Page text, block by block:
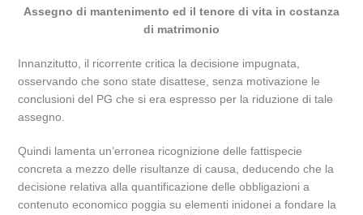
Assegno di mantenimento ed il tenore di vita in costanza
di matrimonio
Innanzitutto, il ricorrente critica la decisione impugnata,
osservando che sono state disattese, senza motivazione le
conclusioni del PG che si era espresso per la riduzione di tale
assegno.
Quindi lamenta un’erronea ricognizione delle fattispecie
concreta a mezzo delle risultanze di causa, deducendo che la
decisione relativa alla quantificazione delle obbligazioni a
contenuto economico poggia su elementi inidonei a fondare la